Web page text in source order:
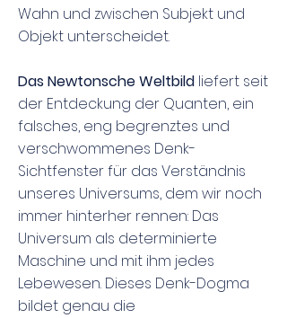
Wahn und zwischen Subjekt und
Objekt unterscheidet.
Das Newtonsche Weltbild liefert seit
der Entdeckung der Quanten, ein
falsches, eng begrenztes und
verschwommenes Denk-
Sichtfenster für das Verständnis
unseres Universums, dem wir noch
immer hinterher rennen: Das
Universum als determinierte
Maschine und mit ihm jedes
Lebewesen. Dieses Denk-Dogma
bildet genau die